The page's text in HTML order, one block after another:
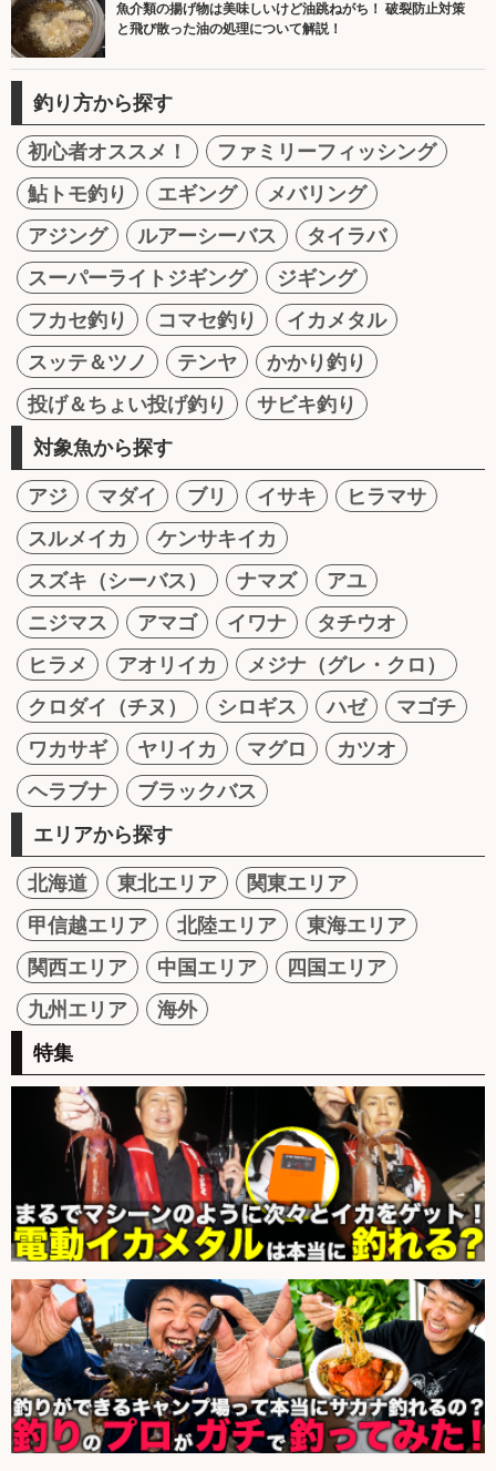
魚介類の揚げ物は美味しいけど油跳ねがち！ 破裂防止対策
と飛び散った油の処理について解説！
釣り方から探す
初心者オススメ！
ファミリーフィッシング
鮎トモ釣り
エギング
メバリング
アジング
ルアーシーバス
タイラバ
スーパーライトジギング
ジギング
フカセ釣り
コマセ釣り
イカメタル
スッテ＆ツノ
テンヤ
かかり釣り
投げ＆ちょい投げ釣り
サビキ釣り
対象魚から探す
アジ マダイ ブリ イサキ
ヒラマサ
スルメイカ
ケンサキイカ
スズキ（シーバス）
ナマズ
アユ
ニジマス
アマゴ イワナ
タチウオ
ヒラメ
アオリイカ
メジナ（グレ・クロ）
クロダイ（チヌ）
シロギス ハゼ
マゴチ
ワカサギ
ヤリイカ マグロ
カツオ
ヘラブナ
ブラックバス
エリアから探す
北海道 東北エリア
関東エリア
甲信越エリア
北陸エリア
東海エリア
関西エリア
中国エリア
四国エリア
九州エリア
海外
特集